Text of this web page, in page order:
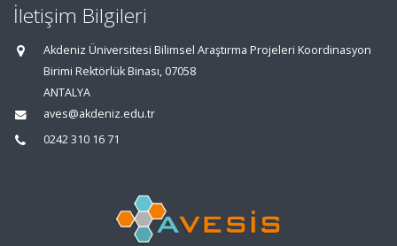
İletişim Bilgileri
Akdeniz Üniversitesi Bilimsel Araştırma Projeleri Koordinasyon
Birimi Rektörlük Binası, 07058
ANTALYA
aves@akdeniz.edu.tr
0242 310 16 71